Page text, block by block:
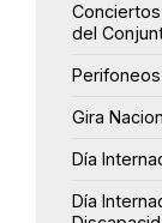
del
Perifoneos
Gira
Día
Día